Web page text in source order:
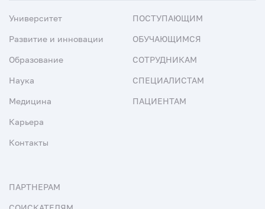
Университет
Развитие и инновации
Образование
Наука
Медицина
Карьера
Контакты
ПОСТУПАЮЩИМ
ОБУЧАЮЩИМСЯ
СОТРУДНИКАМ
СПЕЦИАЛИСТАМ
ПАЦИЕНТАМ
ПАРТНЕРАМ